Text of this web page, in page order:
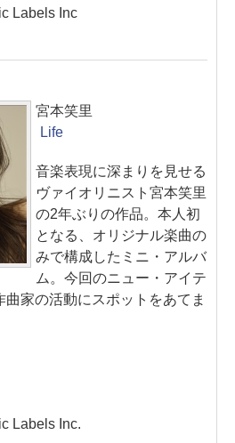
Labels Inc
宮本笑里
Life
音楽表現に深まりを見せる
ヴァイオリニスト宮本笑里
の2年ぶりの作品。本人初
となる、オリジナル楽曲の
みで構成したミニ・アルバ
ム。今回のニュー・アイテ
曲家の活動にスポットをあてま
Labels Inc.